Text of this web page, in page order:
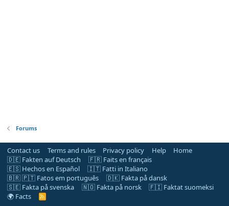
Forums
Contact us Terms and rules Privacy policy Help
Home
🇩🇪 Fakten auf Deutsch
🇫🇷 Faits en français
🇪🇸 Hechos en Español
🇮🇹 Fatti in Italiano
🇧🇷 🇵🇹 Fatos em português
🇩🇰 Fakta på dansk
🇸🇪 Fakta på svenska
🇳🇴 Fakta på norsk
🇫🇮 Faktat suomeksi
🌍 Facts
R